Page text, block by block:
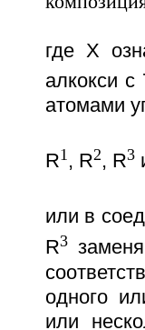
где Х
алкокси
атомами
R1 , R2, R3
или в
R3
одного
или